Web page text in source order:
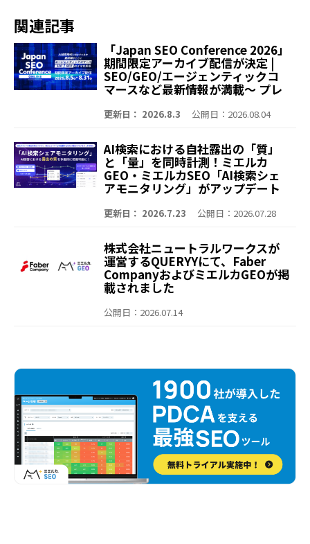
関連記事
「Japan SEO Conference 2026」
期間限定アーカイブ配信が決定 |
SEO/GEO/エージェンティックコ
マースなど最新情報が満載～ プレ
公開 エージェンティックコマー
る、会場の熱量を再びオンライン
でお届け～
更新日： 2026.8.3 公開日：2026.08.04
AI検索における自社露出の「質」
と「量」を同時計測！ミエルカ
GEO・ミエルカSEO「AI検索シェ
アモニタリング」がアップデート
数）」や「言及ランキング」を可
との比較が可能に～
更新日： 2026.7.23 公開日：2026.07.28
株式会社ニュートラルワークスが
運営するQUERYYにて、Faber
CompanyおよびミエルカGEOが掲
載されました
公開日：2026.07.14